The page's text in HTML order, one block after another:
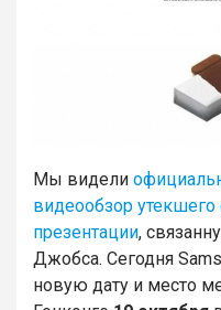
Мы видели
видеообзор утекшего
презентации,
Джобса. Сегодня
новую дату и место